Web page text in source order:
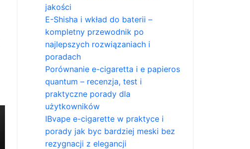
jakości
E-Shisha i wkład do baterii –
kompletny przewodnik po
najlepszych rozwiązaniach i
poradach
Porównanie e-cigaretta i e papieros
quantum – recenzja, test i
praktyczne porady dla
użytkowników
IBvape e-cigarette w praktyce i
porady jak byc bardziej meski bez
rezygnacji z elegancji